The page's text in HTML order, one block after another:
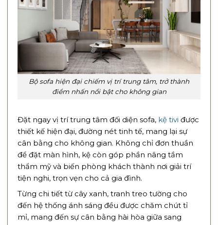
Bộ sofa hiện đại chiếm vị trí trung tâm, trở thành
điểm nhấn nổi bật cho không gian
Đặt ngay vị trí trung tâm đối diện sofa, kệ tivi được
thiết kế hiện đại, đường nét tinh tế, mang lại sự
cân bằng cho không gian. Không chỉ đơn thuần
để đặt màn hình, kệ còn góp phần nâng tầm
thẩm mỹ và biến phòng khách thành nơi giải trí
tiện nghi, trọn vẹn cho cả gia đình.
Từng chi tiết từ cây xanh, tranh treo tường cho
đến hệ thống ánh sáng đều được chăm chút tỉ
mỉ, mang đến sự cân bằng hài hòa giữa sang